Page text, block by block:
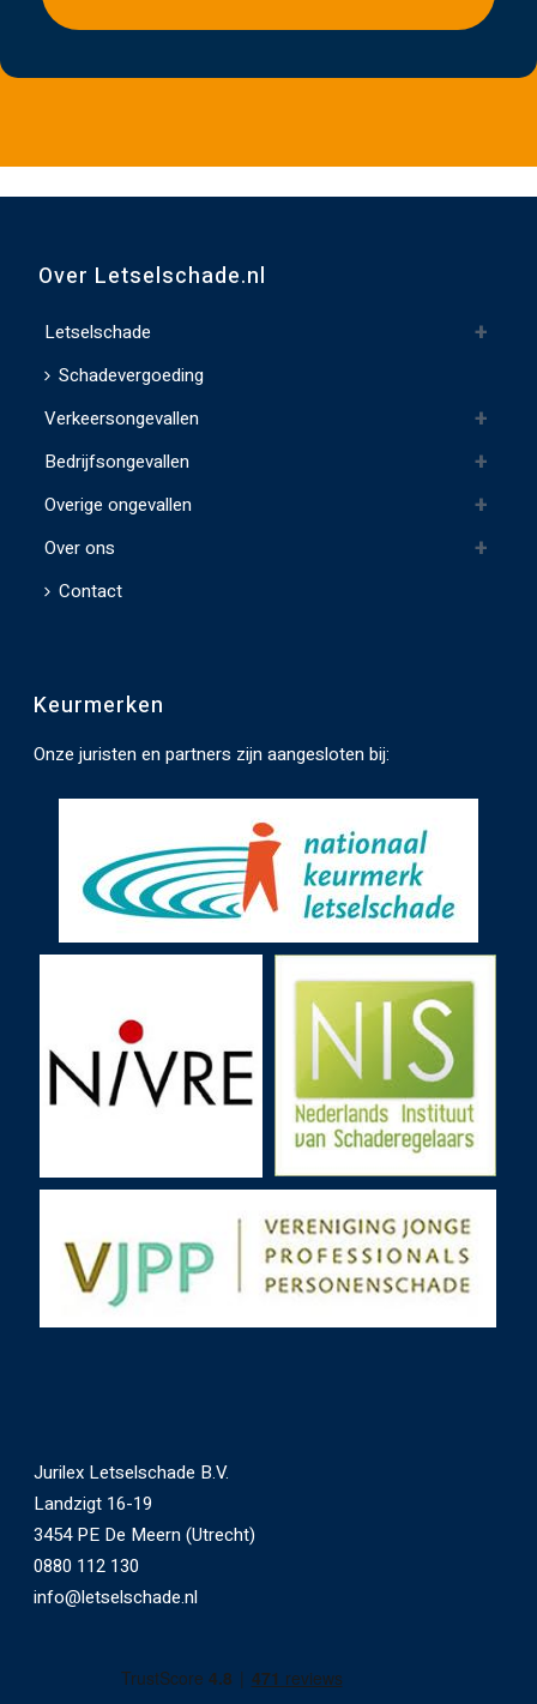
l
e
d
v
l
e
e
t
e
l
n
Over Letselschade.nl
Letselschade
Schadevergoeding
Verkeersongevallen
Bedrijfsongevallen
Overige ongevallen
Over ons
Contact
Keurmerken
Onze juristen en partners zijn aangesloten bij:
Jurilex Letselschade B.V.
Landzigt 16-19
3454 PE De Meern (Utrecht)
0880 112 130
info@letselschade.nl